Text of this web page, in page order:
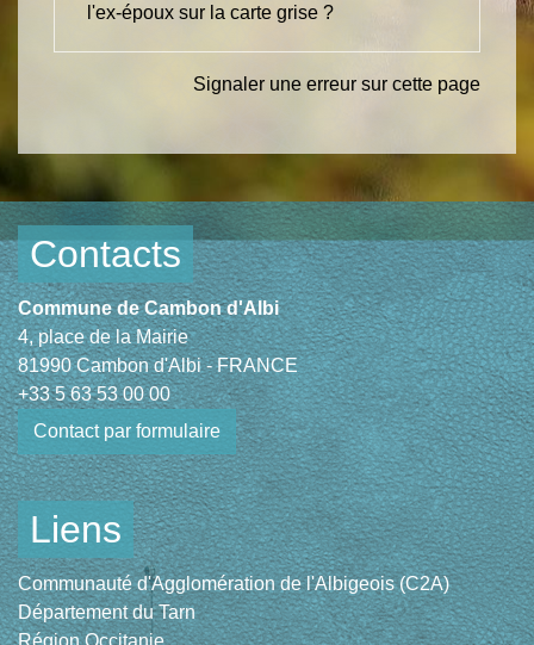
l'ex-époux sur la carte grise ?
Signaler une erreur sur cette page
Contacts
Commune de Cambon d'Albi
4, place de la Mairie
81990 Cambon d'Albi - FRANCE
+33 5 63 53 00 00
Contact par formulaire
Liens
Communauté d'Agglomération de l'Albigeois (C2A)
Département du Tarn
Région Occitanie